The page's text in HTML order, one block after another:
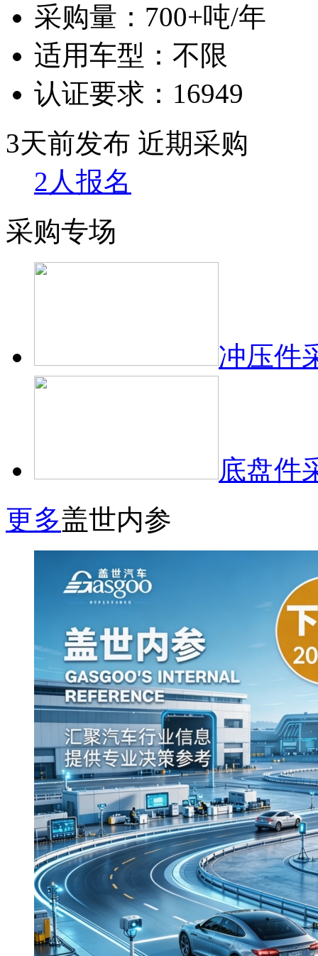
采购量： 700+吨/年
适用车型： 不限
认证要求： 16949
3天前发布 近期采购
2人报名
采购专场
冲压件
底盘件
更多盖世内参